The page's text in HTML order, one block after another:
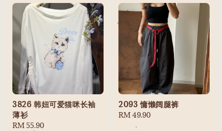
3826 韩妞可爱猫咪长袖
薄衫
Regular
RM 55.90
2093 慵懒阔腿裤
Regular
RM 49.90